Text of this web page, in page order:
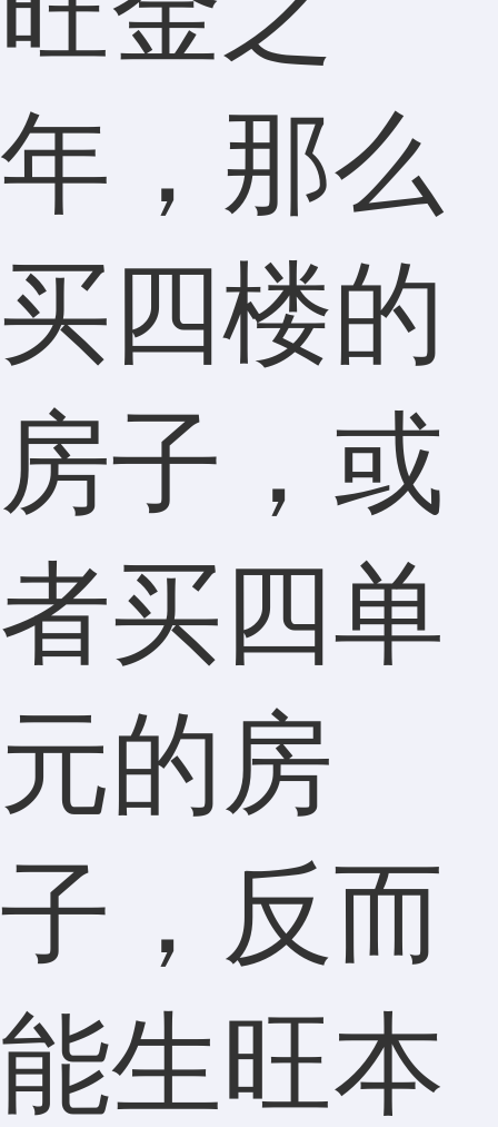
年，那么
买四楼的
房子，或
者买四单
元的房
子，反而
能生旺本